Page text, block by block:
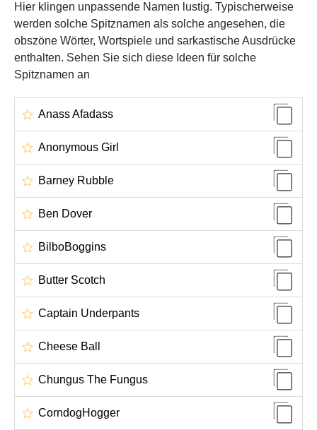
Hier klingen unpassende Namen lustig. Typischerweise
werden solche Spitznamen als solche angesehen, die
obszöne Wörter, Wortspiele und sarkastische Ausdrücke
enthalten. Sehen Sie sich diese Ideen für solche
Spitznamen an
Anass Afadass
Anonymous Girl
Barney Rubble
Ben Dover
BilboBoggins
Butter Scotch
Captain Underpants
Cheese Ball
Chungus The Fungus
CorndogHogger